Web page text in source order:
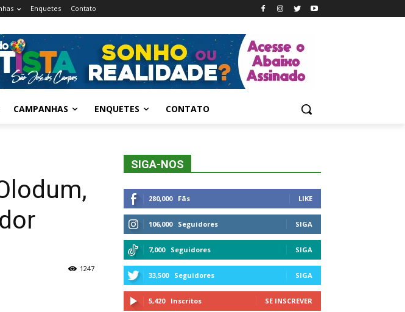
Enquetes Contato
CAMPANHAS ENQUETES CONTATO
1247
SIGA-NOS
280,000 Fãs LIKE
106,000 Seguidores SIGA
7,000 Seguidores SIGA
33,500 Seguidores SIGA
5,420 Inscritos SE INSCREVER